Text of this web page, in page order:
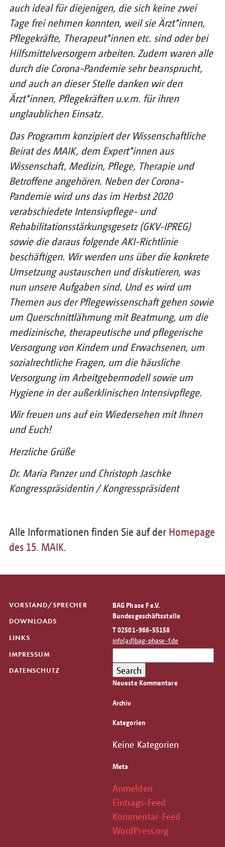
auch ideal für diejenigen, die sich keine zwei
Tage frei nehmen konnten, weil sie Ärzt*innen,
Pflegekräfte, Therapeut*innen etc. sind oder bei
Hilfsmittelversorgern arbeiten. Zudem waren alle
durch die Corona-Pandemie sehr beansprucht,
und auch an dieser Stelle danken wir den
Ärzt*innen, Pflegekräften u.v.m. für ihren
unglaublichen Einsatz.
Das Programm konzipiert der Wissenschaftliche
Beirat des MAIK, dem Expert*innen aus
Wissenschaft, Medizin, Pflege, Therapie und
Betroffene angehören. Neben der Corona-
Pandemie wird uns das im Herbst 2020
verabschiedete Intensivpflege- und
Rehabilitationsstärkungsgesetz (GKV-IPREG)
sowie die daraus folgende AKI-Richtlinie
beschäftigen. Wir werden uns über die konkrete
Umsetzung austauschen und diskutieren, was
nun unsere Aufgaben sind. Und es wird um
Themen aus der Pflegewissenschaft gehen sowie
um Querschnittlähmung mit Beatmung, um die
medizinische, therapeutische und pflegerische
Versorgung von Kindern und Erwachsenen, um
sozialrechtliche Fragen, um die häusliche
Versorgung im Arbeitgebermodell sowie um
Hygiene in der außerklinischen Intensivpflege.
Wir freuen uns auf ein Wiedersehen mit Ihnen
und Euch!
Herzliche Grüße
Dr. Maria Panzer und Christoph Jaschke
Kongresspräsidentin / Kongresspräsident
Alle Informationen finden Sie auf der Homepage
des 15. MAIK.
VORSTAND/SPRECHER
DOWNLOADS
LINKS
IMPRESSUM
DATENSCHUTZ
BAG Phase F e.V.
Bundesgeschäftsstelle
T 02501-966-55158
info(ad)bag-phase-f.de
for:
Search
Neueste Kommentare
Archiv
Kategorien
Keine Kategorien
Meta
Anmelden
Eintrags-Feed
Kommentar-Feed
WordPress.org